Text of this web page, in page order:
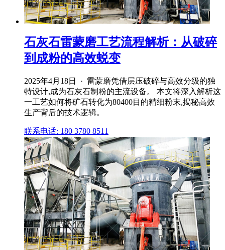
石灰石雷蒙磨工艺流程解析：从破碎
到成粉的高效蜕变
2025年4月18日 · 雷蒙磨凭借层压破碎与高效分级的独
特设计,成为石灰石制粉的主流设备。 本文将深入解析这
一工艺如何将矿石转化为80400目的精细粉末,揭秘高效
生产背后的技术逻辑。
联系电话: 180 3780 8511